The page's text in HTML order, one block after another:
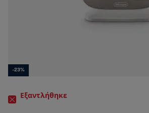
-23%
Εξαντλήθηκε